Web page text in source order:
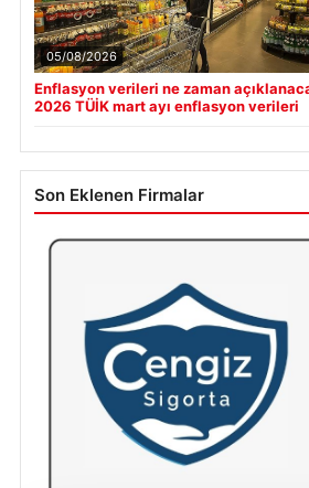
05/08/2026
Enflasyon verileri ne zaman
2026 TÜİK mart ayı enflasyon verileri
Son Eklenen Firmalar